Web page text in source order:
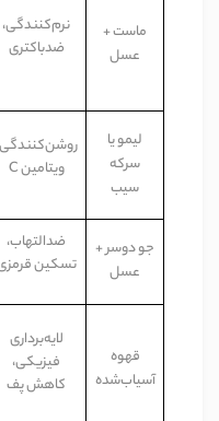
ماست+
عسل
نرم‌کنندگی،
ضدباکتری
لیمو یا
سرکه
سیب
ویتامینC
جو دوسر +
عسل
ضدالتهاب،
تسکین
قهوه
آسیاب‌شده
لایه‌برداری
فیزیکی،
کاهش پف